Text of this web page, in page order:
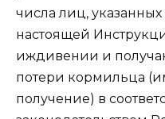
числа лиц, указанных
настоящей
иждивении и
потери кормильца
получение) в